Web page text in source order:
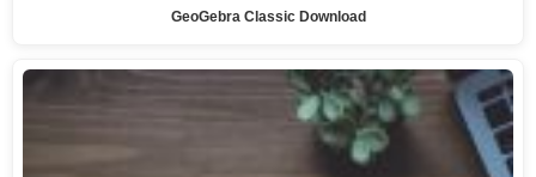
GeoGebra Classic Download